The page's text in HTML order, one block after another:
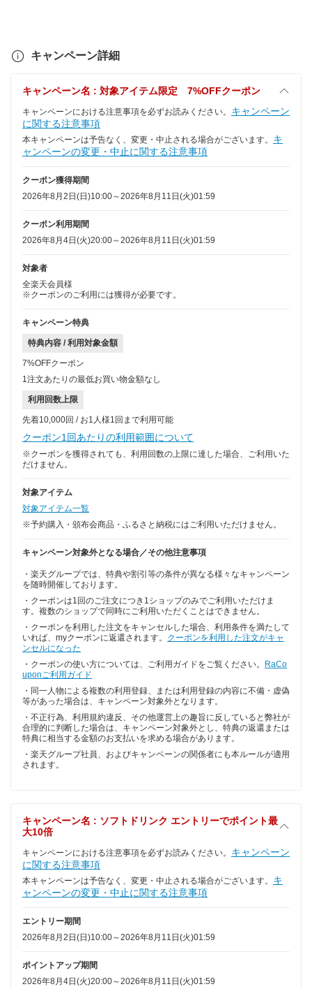
キャンペーン詳細
キャンペーン名 : 対象アイテム限定 7%OFFクーポン
キャンペーンにおける注意事項を必ずお読みください。 キャンペーン
に関する注意事項
本キャンペーンは予告なく、変更・中止される場合がございます。 キ
ャンペーンの変更・中止に関する注意事項
クーポン獲得期間
2026年8月2日(日)10:00～2026年8月11日(火)01:59
クーポン利用期間
2026年8月4日(火)20:00～2026年8月11日(火)01:59
対象者
全楽天会員様
※クーポンのご利用には獲得が必要です。
キャンペーン特典
特典内容 / 利用対象金額
7%OFFクーポン
1注文あたりの最低お買い物金額なし
利用回数上限
先着10,000回 / お1人様1回まで利用可能
クーポン1回あたりの利用範囲について
※クーポンを獲得されても、利用回数の上限に達した場合、ご利用いた
だけません。
対象アイテム
対象アイテム一覧
※予約購入・頒布会商品・ふるさと納税にはご利用いただけません。
キャンペーン対象外となる場合／その他注意事項
・楽天グループでは、特典や割引等の条件が異なる様々なキャンペーン
を随時開催しております。
・クーポンは1回のご注文につき1ショップのみでご利用いただけま
す。複数のショップで同時にご利用いただくことはできません。
・クーポンを利用した注文をキャンセルした場合、利用条件を満たして
いれば、myクーポンに返還されます。 クーポンを利用した注文がキャ
ンセルになった
・クーポンの使い方については、ご利用ガイドをご覧ください。
RaCo
uponご利用ガイド
・同一人物による複数の利用登録、または利用登録の内容に不備・虚偽
等があった場合は、キャンペーン対象外となります。
・不正行為、利用規約違反、その他運営上の趣旨に反していると弊社が
合理的に判断した場合は、キャンペーン対象外とし、特典の返還または
特典に相当する金額のお支払いを求める場合があります。
・楽天グループ社員、およびキャンペーンの関係者にも本ルールが適用
されます。
キャンペーン名 : ソフトドリンク エントリーでポイント最
大10倍
キャンペーンにおける注意事項を必ずお読みください。 キャンペーン
に関する注意事項
本キャンペーンは予告なく、変更・中止される場合がございます。 キ
ャンペーンの変更・中止に関する注意事項
エントリー期間
2026年8月2日(日)10:00～2026年8月11日(火)01:59
ポイントアップ期間
2026年8月4日(火)20:00～2026年8月11日(火)01:59